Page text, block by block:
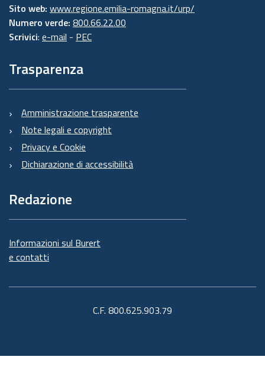
Sito web: www.regione.emilia-romagna.it/urp/
Numero verde: 800.66.22.00
Scrivici: e-mail - PEC
Trasparenza
Amministrazione trasparente
Note legali e copyright
Privacy e Cookie
Dichiarazione di accessibilità
Redazione
Informazioni sul Burert
e contatti
C.F. 800.625.903.79